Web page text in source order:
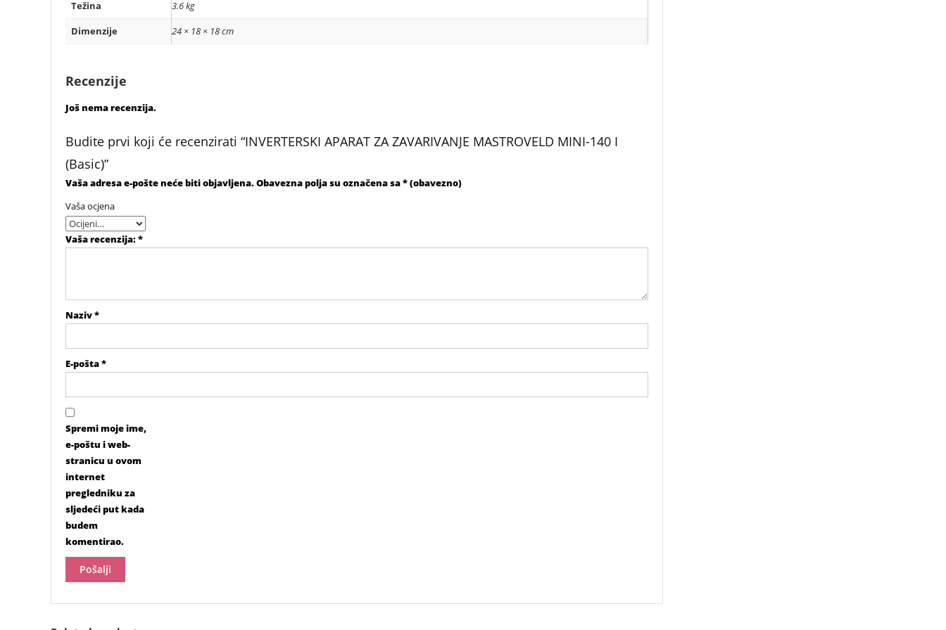
Težina
3.6 kg
Dimenzije
24 × 18 × 18 cm
Recenzije
Još nema recenzija.
Budite prvi koji će recenzirati “INVERTERSKI APARAT ZA ZAVARIVANJE MASTROVELD MINI-140 I
(Basic)”
Vaša adresa e-pošte neće biti objavljena.Obavezna polja su označena sa* (obavezno)
Vaša ocjena
Vaša recenzija:*
Naziv*
E-pošta*
Spremi moje ime,
e-poštu i web-
stranicu u ovom
internet
pregledniku za
sljedeći put kada
budem
komentirao.